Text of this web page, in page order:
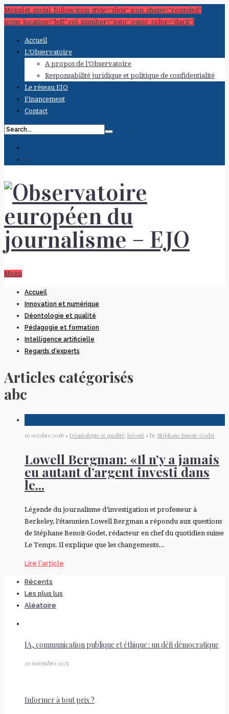
Menu[et_social_follow icon_style="slide" icon_shape="rounded"
icons_location="left" col_number="auto" outer_color="dark"]
Accueil
L’Observatoire
A propos de l’Observatoire
Responsabilité juridique et politique de confidentialité
Le réseau EJO
Financement
Contact
+
Menu
Accueil
Innovation et numérique
Déontologie et qualité
Pédagogie et formation
Intelligence artificielle
Regards d’experts
Articles catégorisés
abc
16 octobre 2018 • Déontologie et qualité, Récent • by Stéphane Benoit-Godet
Lowell Bergman: «Il n’y a jamais
eu autant d’argent investi dans
le...
Légende du journalisme d’investigation et professeur à
Berkeley, l’étasunien Lowell Bergman a répondu aux questions
de Stéphane Benoit-Godet, rédacteur en chef du quotidien suisse
Le Temps. Il explique que les changements...
Lire l'article
Récents
Les plus lus
Aléatoire
IA, communication publique et éthique : un défi démocratique
20 novembre 2025
Informer à tout prix ?